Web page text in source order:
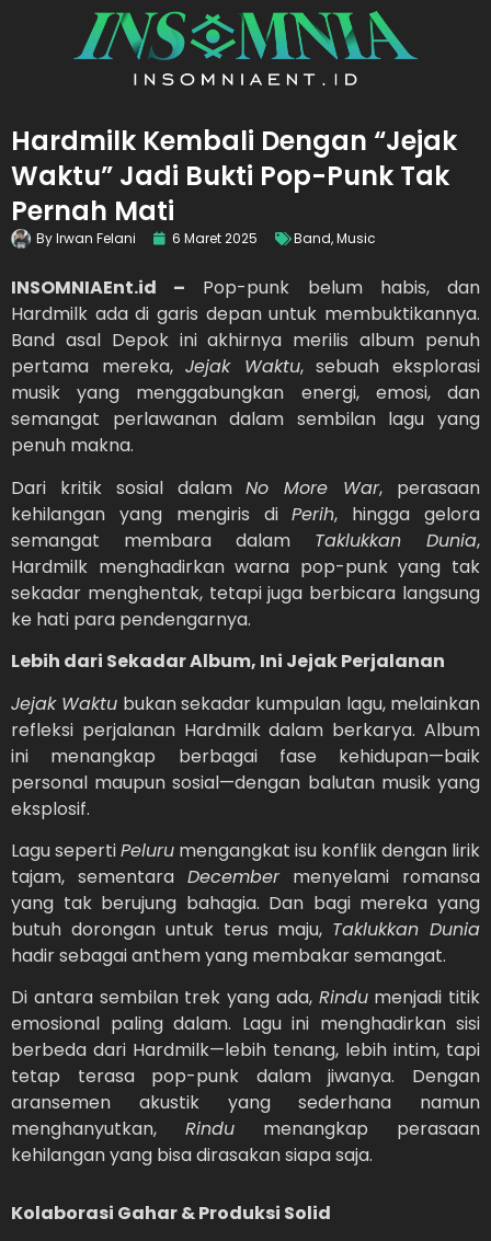
Hardmilk Kembali Dengan “Jejak
Waktu” Jadi Bukti Pop-Punk Tak
Pernah Mati
ByIrwan Felani 6 Maret 2025 Band,Music
INSOMNIAEnt.id – Pop-punk belum habis, dan
Hardmilk ada di garis depan untuk membuktikannya.
Band asal Depok ini akhirnya merilis album penuh
pertama mereka,Jejak Waktu, sebuah eksplorasi
musik yang menggabungkan energi, emosi, dan
semangat perlawanan dalam sembilan lagu yang
penuh makna.
Dari kritik sosial dalamNo More War, perasaan
kehilangan yang mengiris diPerih, hingga gelora
semangat membara dalam Taklukkan Dunia,
Hardmilk menghadirkan warna pop-punk yang tak
sekadar menghentak, tetapi juga berbicara langsung
ke hati para pendengarnya.
Lebih dari Sekadar Album, Ini Jejak Perjalanan
Jejak Waktu bukan sekadar kumpulan lagu, melainkan
refleksi perjalanan Hardmilk dalam berkarya. Album
ini menangkap berbagai fase kehidupan—baik
personal maupun sosial—dengan balutan musik yang
eksplosif.
Lagu sepertiPeluru mengangkat isu konflik dengan lirik
tajam, sementara Decembermenyelami romansa
yang tak berujung bahagia. Dan bagi mereka yang
butuh dorongan untuk terus maju, Taklukkan Dunia
hadir sebagai anthem yang membakar semangat.
Di antara sembilan trek yang ada, Rindumenjadi titik
emosional paling dalam. Lagu ini menghadirkan sisi
berbeda dari Hardmilk—lebih tenang, lebih intim, tapi
tetap terasa pop-punk dalam jiwanya. Dengan
aransemen akustik yang sederhana namun
menghanyutkan, Rindu menangkap perasaan
kehilangan yang bisa dirasakan siapa saja.
Kolaborasi Gahar & Produksi Solid